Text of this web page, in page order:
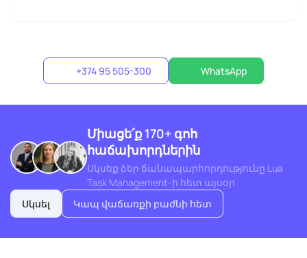
+374 95 505-300 WhatsApp
Միացե՛ք 170+ գոհ
հաճախորդներին
Սկսեք ձեր ճանապարհորդությունը Lua
Task Management-ի հետ այսօր
Սկսել
Կապ վաճառքի բաժնի հետ